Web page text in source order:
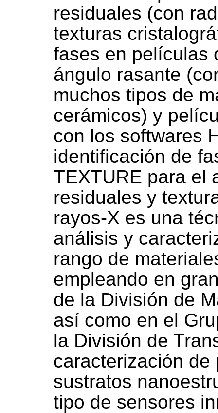
residuales (con
texturas
fases en películas
ángulo rasante
muchos tipos de
cerámicos) y
con los softwares
identificación de
TEXTURE para el
residuales y
rayos-X es una
análisis y
rango de
empleando en
de la División de
así como en el
la División de
caracterización
sustratos
tipo de sensores